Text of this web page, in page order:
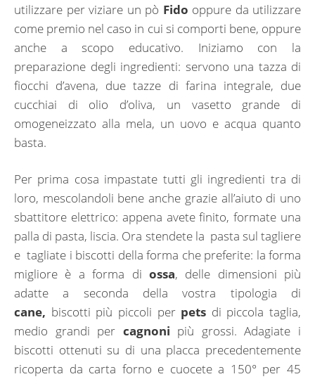
utilizzare per viziare un pò Fido oppure da utilizzare
come premio nel caso in cui si comporti bene, oppure
anche a scopo educativo. Iniziamo con la
preparazione degli ingredienti: servono una tazza di
fiocchi d’avena, due tazze di farina integrale, due
cucchiai di olio d’oliva, un vasetto grande di
omogeneizzato alla mela, un uovo e acqua quanto
basta.
Per prima cosa impastate tutti gli ingredienti tra di
loro, mescolandoli bene anche grazie all’aiuto di uno
sbattitore elettrico: appena avete finito, formate una
palla di pasta, liscia. Ora stendete la pasta sul tagliere
e tagliate i biscotti della forma che preferite: la forma
migliore è a forma di ossa, delle dimensioni più
adatte a seconda della vostra tipologia di
cane, biscotti più piccoli per pets di piccola taglia,
medio grandi per cagnoni più grossi. Adagiate i
biscotti ottenuti su di una placca precedentemente
ricoperta da carta forno e cuocete a 150° per 45